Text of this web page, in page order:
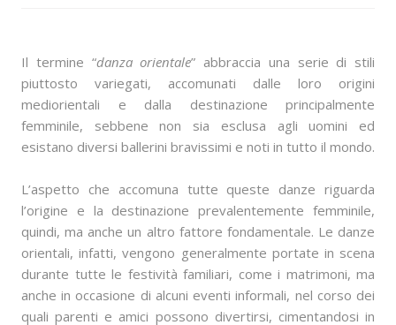
Il termine “danza orientale” abbraccia una serie di stili
piuttosto variegati, accomunati dalle loro origini
mediorientali e dalla destinazione principalmente
femminile, sebbene non sia esclusa agli uomini ed
esistano diversi ballerini bravissimi e noti in tutto il mondo.
L’aspetto che accomuna tutte queste danze riguarda
l’origine e la destinazione prevalentemente femminile,
quindi, ma anche un altro fattore fondamentale. Le danze
orientali, infatti, vengono generalmente portate in scena
durante tutte le festività familiari, come i matrimoni, ma
anche in occasione di alcuni eventi informali, nel corso dei
quali parenti e amici possono divertirsi, cimentandosi in